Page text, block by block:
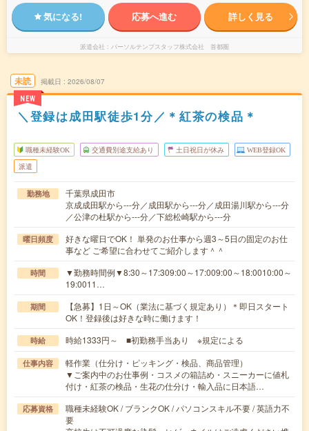
気になる! 応募へ進む 詳しく見る
派遣会社 パーソルテンプスタッフ株式会社 首都圏
未読
NEW
掲載日 2026/08/07
＼登録は成田駅徒歩1分／＊紅茶の検品＊
職種未経験OK 交通費別途支給あり 土日祝日が休み WEB登録OK
派遣
勤務地
千葉県成田市
京成成田駅から---分／成田駅から---分／成田湯川駅から---分
／公津の杜駅から---分／下総松崎駅から---分
曜日頻度
好きな曜日でOK！ 単発のお仕事から週3～5日の固定のお仕
事など ご希望に合わせてご紹介します＾＾
時間
▼勤務時間例▼8:30～17:309:00～17:009:00～18:0010:00～
19:0011…
期間
【急募】1日～OK（業法に基づく規定あり）＊即日スタート
OK！登録後は好きな時に働けます！
時給 時給1333円～ ■初勤務手当あり ※規定による
仕事内容
軽作業（仕分け・ピッキング・検品、商品管理）
▼ご案内中のお仕事例・コスメの箱詰め・スニーカーに値札
付け・紅茶の検品・生花の仕分け・輸入品に日本語…
応募資格
職種未経験OK / ブランクOK / パソコンスキル不要 / 英語力不
要